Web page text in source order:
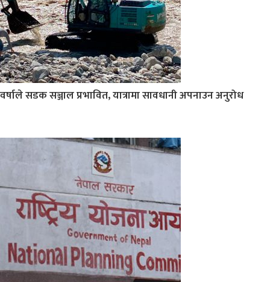
वर्षाले सडक सञ्जाल प्रभावित, यात्रामा सावधानी अपनाउन अनुरोध